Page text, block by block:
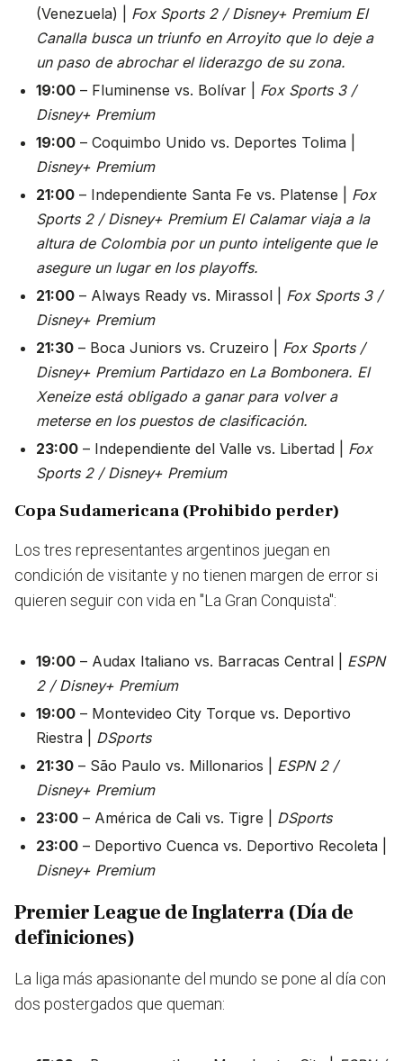
(Venezuela) | Fox Sports 2 / Disney+ Premium El
Canalla busca un triunfo en Arroyito que lo deje a
un paso de abrochar el liderazgo de su zona.
19:00 – Fluminense vs. Bolívar | Fox Sports 3 /
Disney+ Premium
19:00 – Coquimbo Unido vs. Deportes Tolima |
Disney+ Premium
21:00 – Independiente Santa Fe vs. Platense | Fox
Sports 2 / Disney+ Premium El Calamar viaja a la
altura de Colombia por un punto inteligente que le
asegure un lugar en los playoffs.
21:00 – Always Ready vs. Mirassol | Fox Sports 3 /
Disney+ Premium
21:30 – Boca Juniors vs. Cruzeiro | Fox Sports /
Disney+ Premium Partidazo en La Bombonera. El
Xeneize está obligado a ganar para volver a
meterse en los puestos de clasificación.
23:00 – Independiente del Valle vs. Libertad | Fox
Sports 2 / Disney+ Premium
Copa Sudamericana (Prohibido perder)
Los tres representantes argentinos juegan en
condición de visitante y no tienen margen de error si
quieren seguir con vida en "La Gran Conquista":
19:00 – Audax Italiano vs. Barracas Central | ESPN
2 / Disney+ Premium
19:00 – Montevideo City Torque vs. Deportivo
Riestra | DSports
21:30 – São Paulo vs. Millonarios | ESPN 2 /
Disney+ Premium
23:00 – América de Cali vs. Tigre | DSports
23:00 – Deportivo Cuenca vs. Deportivo Recoleta |
Disney+ Premium
Premier League de Inglaterra (Día de
definiciones)
La liga más apasionante del mundo se pone al día con
dos postergados que queman: